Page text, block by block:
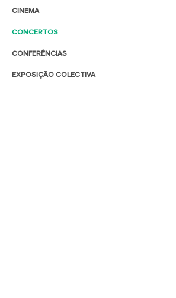
CINEMA
CONCERTOS
CONFERÊNCIAS
EXPOSIÇÃO COLECTIVA